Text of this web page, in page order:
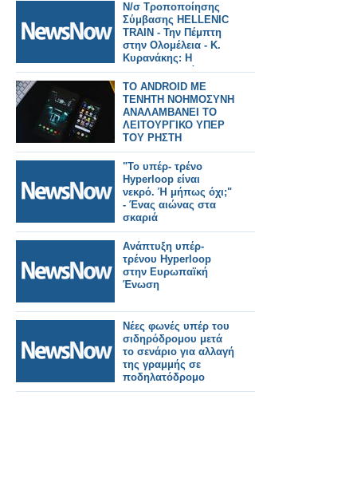
Ν/σ Τροποποίησης
Σύμβασης HELLENIC
TRAIN - Την Πέμπτη
στην Ολομέλεια - Κ.
Κυρανάκης: Η
αναδιαπραγμάτευση
είναι υπέρ του
ελληνικού δημοσίου
και του
σιδηροδρόμου.
TO ANDROID ΜΕ
ΤΕΝΗΤΗ ΝΟΗΜΟΣΥΝΗ
ΑΝΑΛΑΜΒΑΝΕΙ ΤΟ
ΛΕΙΤΟΥΡΓΙΚΟ ΥΠΕΡ
ΤΟΥ ΡΗΣΤΗ
"Το υπέρ- τρένο
Hyperloop είναι
νεκρό. Ή μήπως όχι;"
- Ένας αιώνας στα
σκαριά
Ανάπτυξη υπέρ-
τρένου Hyperloop
στην Ευρωπαϊκή
Ένωση
Νέες φωνές υπέρ του
σιδηρόδρομου μετά
το σενάριο για αλλαγή
της γραμμής σε
ποδηλατόδρομο